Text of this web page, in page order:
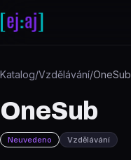
Katalog/Vzdělávání/OneSub
OneSub
Neuvedeno Vzdělávání